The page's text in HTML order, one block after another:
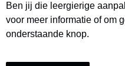
Ben jij die leergierige
voor meer informatie of om
onderstaande knop.